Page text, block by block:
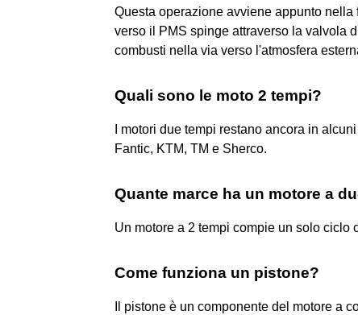
Questa operazione avviene appunto
verso il PMS spinge attraverso la valvola
combusti nella via verso l'atmosfera
Quali sono le moto 2 tempi?
I motori due tempi restano ancora in
Fantic, KTM, TM e Sherco.
Quante marce ha un motore a
Un motore a 2 tempi compie un solo ciclo
Come funziona un pistone?
Il pistone è un componente del motore a